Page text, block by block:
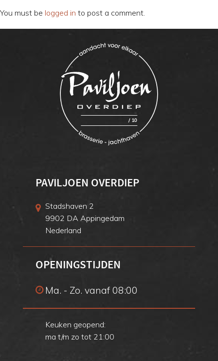
You must be logged in to post a comment.
/ 10
PAVILJOEN OVERDIEP
Stadshaven 2
9902 DA Appingedam
Nederland
OPENINGSTIJDEN
Ma. - Zo. vanaf 08:00
Keuken geopend:
ma t/m zo tot 21:00